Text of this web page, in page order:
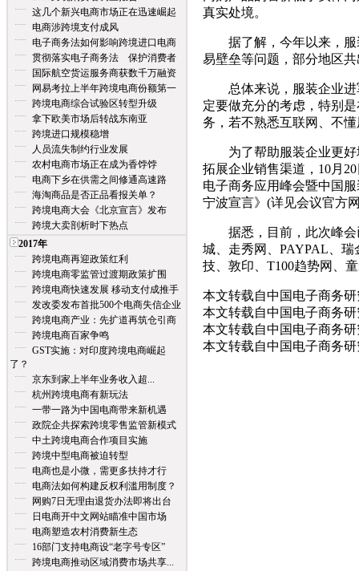
这几个新兴电商市场正在迅速崛起
电商涉跨境支付成风
电子商务法如何影响跨境进口电商
贯彻落实电子商务法 保护消费者
国际航空货运服务商获数千万融资
网易考拉上半年跨境电商份额第一
跨境电商综合试验区转型升级
拿下欧美市场后转战东南亚
跨境进口规模稳增
人员流失制约行业发展
农村电商市场正在成为香饽饽
电商下乡在供需之间修通高速路
海淘商品是否正品看报关单？
跨境电商大会《北京宣言》发布
跨境大卖剖析时下热点
2017年
跨境电商再迎政策红利
跨境电商零监管过渡期政策扩围
跨境电商快速发展 移动支付成推手
发改委发布首批500个电商失信企业
跨境电商产业：先扩道再筑仓引商
跨境电商百家争鸣
GST实施：对印度跨境电商崛起
了？
京东到家上半年业务收入超...
杭州跨境电商有新玩法
一带一路为中国电商带来新机遇
政院企共探索跨境零售监管新模式
中土跨境电商合作项目实施
跨境中型电商被迫转型
电商也是小微，需更多扶持才行
电商法如何构建反权利滥用制度？
网购7日无理由退货办法即将出台
日电商开中文网站瞄准中国市场
电商塑造农村消费新生态
16部门支持电商设“老字号专区”
跨境电商推动区域消费市场共享...
真实处境。
据了解，今年以来，服
易壁垒等问题，部分地区
总体来说，服装企业进
定要做充分的考虑，特别
务，若不熟悉互联网、不
为了帮助服装企业更好
拓展企业销售渠道，10月
电子商务应用峰会暨中国
宁波宣言》(详见会议官方
据悉，目前，此次峰会
城、走秀网、PAYPAL、
技、敦印、T100趋势网、
本文转载自中国电子商务研
本文转载自中国电子商务研
本文转载自中国电子商务研
本文转载自中国电子商务研